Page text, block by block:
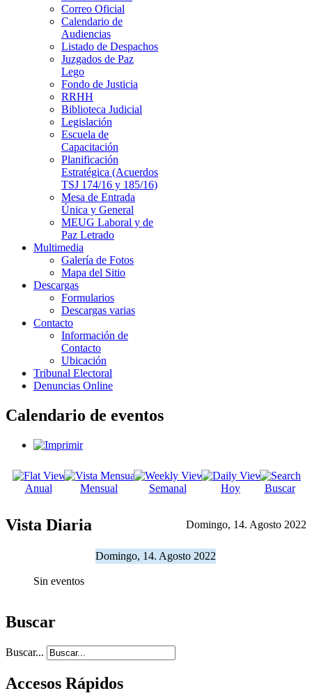
Correo Oficial
Calendario de
Audiencias
Listado de Despachos
Juzgados de Paz
Lego
Fondo de Justicia
RRHH
Biblioteca Judicial
Legislación
Escuela de
Capacitación
Planificación
Estratégica (Acuerdos
TSJ 174/16 y 185/16)
Mesa de Entrada
Única y General
MEUG Laboral y de
Paz Letrado
Multimedia
Galería de Fotos
Mapa del Sitio
Descargas
Formularios
Descargas varias
Contacto
Información de
Contacto
Ubicación
Tribunal Electoral
Denuncias Online
Calendario de eventos
Anual Mensual Semanal Hoy Buscar
Vista Diaria Domingo, 14. Agosto 2022
Domingo, 14. Agosto 2022
Sin eventos
Buscar
Buscar...
Accesos Rápidos